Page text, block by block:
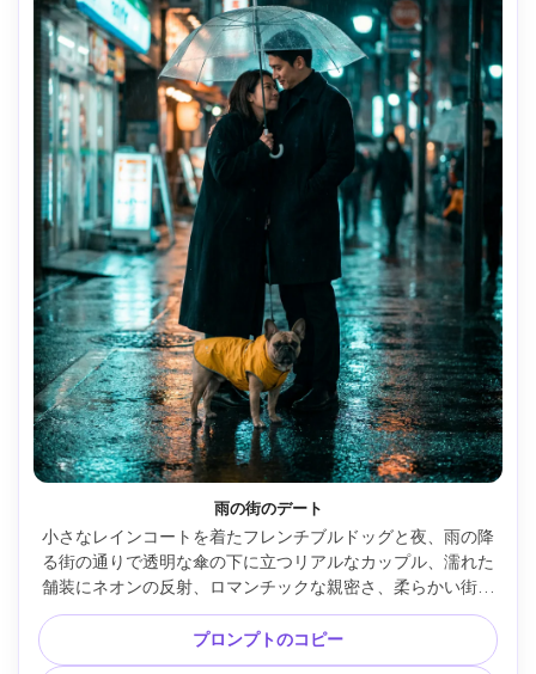
雨の街のデート
小さなレインコートを着たフレンチブルドッグと夜、雨の降
る街の通りで透明な傘の下に立つリアルなカップル、濡れた
舗装にネオンの反射、ロマンチックな親密さ、柔らかい街灯
の輝き、富士フイルム GFX100S で撮影、63mm f/2.8、浅い
被写界深度、シネマティックティールオレンジグレード、詳
細な雨滴、高解像度 --ar 4:5
プロンプトのコピー